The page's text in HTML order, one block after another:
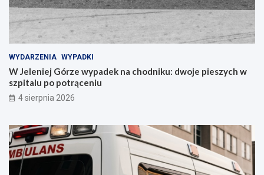
WYDARZENIA WYPADKI
W Jeleniej Górze wypadek na chodniku: dwoje pieszych w
szpitalu po potrąceniu
4 sierpnia 2026